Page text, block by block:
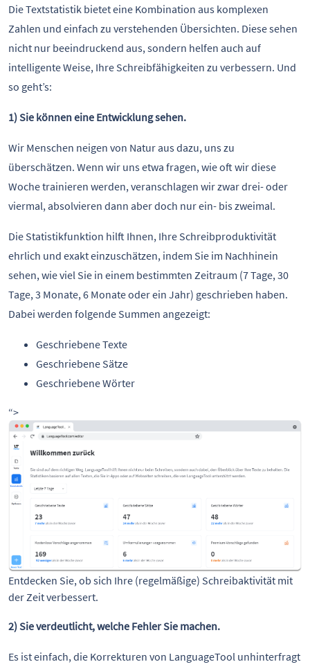
Die Textstatistik bietet eine Kombination aus komplexen
Zahlen und einfach zu verstehenden Übersichten. Diese sehen
nicht nur beeindruckend aus, sondern helfen auch auf
intelligente Weise, Ihre Schreibfähigkeiten zu verbessern. Und
so geht’s:
1) Sie können eine Entwicklung sehen.
Wir Menschen neigen von Natur aus dazu, uns zu
überschätzen. Wenn wir uns etwa fragen, wie oft wir diese
Woche trainieren werden, veranschlagen wir zwar drei- oder
viermal, absolvieren dann aber doch nur ein- bis zweimal.
Die Statistikfunktion hilft Ihnen, Ihre Schreibproduktivität
ehrlich und exakt einzuschätzen, indem Sie im Nachhinein
sehen, wie viel Sie in einem bestimmten Zeitraum (7 Tage, 30
Tage, 3 Monate, 6 Monate oder ein Jahr) geschrieben haben.
Dabei werden folgende Summen angezeigt:
Geschriebene Texte
Geschriebene Sätze
Geschriebene Wörter
“>
Entdecken Sie, ob sich Ihre (regelmäßige) Schreibaktivität mit
der Zeit verbessert.
2) Sie verdeutlicht, welche Fehler Sie machen.
Es ist einfach, die Korrekturen von LanguageTool unhinterfragt